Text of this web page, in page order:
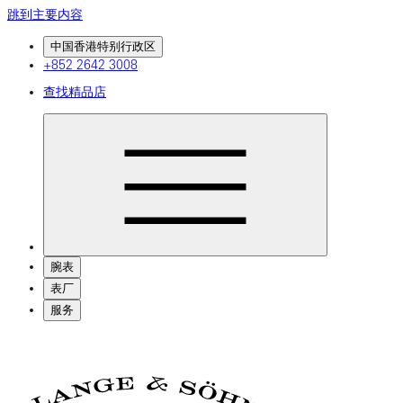
跳到主要内容
中国香港特别行政区
+852 2642 3008
查找精品店
腕表
表厂
服务